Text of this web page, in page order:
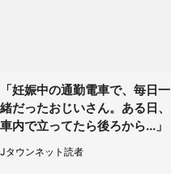
「妊娠中の通勤電車で、毎日一
緒だったおじいさん。ある日、
車内で立ってたら後ろから...」
Jタウンネット読者